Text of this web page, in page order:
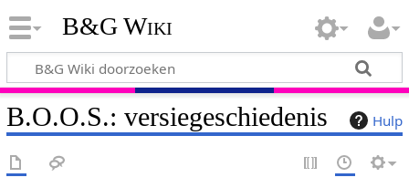
B&G Wiki
Hulp
B.O.O.S.: versiegeschiedenis